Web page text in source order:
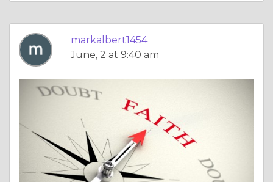
markalbert1454
June, 2 at 9:40 am